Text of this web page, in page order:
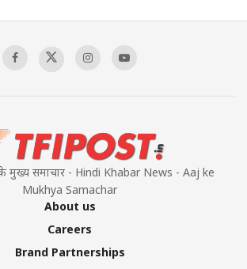
Sagar
मुख्य समाचार - Hindi Khabar News - Aaj ke
Mukhya Samachar
About us
Careers
Brand Partnerships